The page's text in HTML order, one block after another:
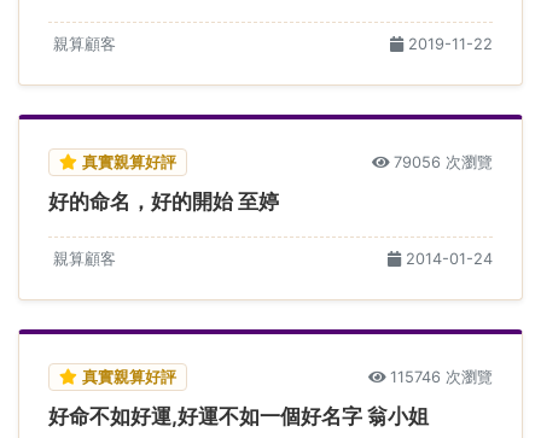
親算顧客 2019-11-22
真實親算好評 79056 次瀏覽
好的命名，好的開始 至婷
親算顧客 2014-01-24
真實親算好評 115746 次瀏覽
好命不如好運,好運不如一個好名字 翁小姐